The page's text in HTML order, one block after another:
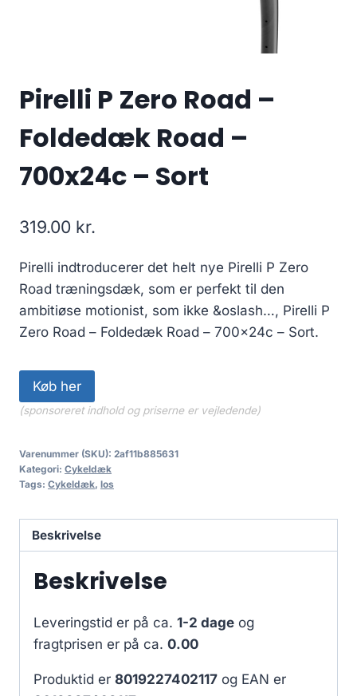
Pirelli P Zero Road –
Foldedæk Road –
700x24c – Sort
319.00 kr.
Pirelli indtroducerer det helt nye Pirelli P Zero
Road træningsdæk, som er perfekt til den
ambitiøse motionist, som ikke &oslash…, Pirelli P
Zero Road – Foldedæk Road – 700x24c – Sort.
Køb her
(sponsoreret indhold og priserne er vejledende)
Varenummer (SKU): 2af11b885631
Kategori: Cykeldæk
Tags: Cykeldæk, los
Beskrivelse
Beskrivelse
Leveringstid er på ca. 1-2 dage og
fragtprisen er på ca. 0.00
Produktid er 8019227402117 og EAN er